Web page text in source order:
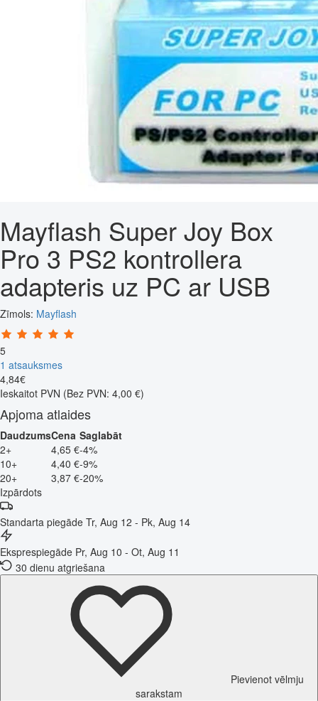
Mayflash Super Joy Box
Pro 3 PS2 kontrollera
adapteris uz PC ar USB
Zīmols: Mayflash
5
1 atsauksmes
4,84€
Ieskaitot PVN (Bez PVN: 4,00 €)
Apjoma atlaides
DaudzumsCena Saglabāt
2+
4,65 €-4%
10+
4,40 €-9%
20+
3,87 €-20%
Izpārdots
Standarta piegāde Tr, Aug 12 - Pk, Aug 14
Eksprespiegāde Pr, Aug 10 - Ot, Aug 11
30 dienu atgriešana
Pievienot vēlmju
sarakstam